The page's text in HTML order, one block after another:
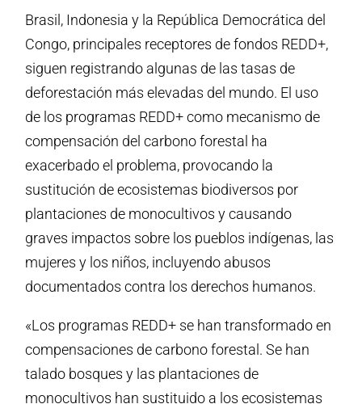
Brasil, Indonesia y la República Democrática del
Congo, principales receptores de fondos REDD+,
siguen registrando algunas de las tasas de
deforestación más elevadas del mundo. El uso
de los programas REDD+ como mecanismo de
compensación del carbono forestal ha
exacerbado el problema, provocando la
sustitución de ecosistemas biodiversos por
plantaciones de monocultivos y causando
graves impactos sobre los pueblos indígenas, las
mujeres y los niños, incluyendo abusos
documentados contra los derechos humanos.
«Los programas REDD+ se han transformado en
compensaciones de carbono forestal. Se han
talado bosques y las plantaciones de
monocultivos han sustituido a los ecosistemas